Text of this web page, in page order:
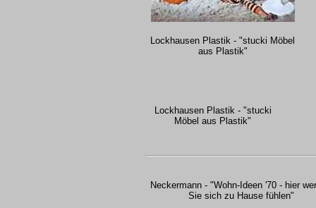
Lockhausen Plastik - "stucki Möbel
aus Plastik"
Lockhausen Plastik - "stucki
Möbel aus Plastik"
Neckermann - "Wohn-Ideen '70 - hier
Sie sich zu Hause fühlen"